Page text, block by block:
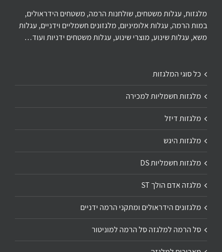
מלגזות, עגלות משטחים, שולחנות הרמה, משטחים הידראולים,
במות הרמה, עגלות אלומיניום, מלגזונים חשמליים וידניים, עגלות
משא, עגלות שינוע, מוצרי שינוע, עגלות משטחים ידניות ועוד…
כל סוגי המלגזות
מלגזות חשמליות למכירה
מלגזות דיזל
מלגזות היגש
מלגזות חשמליות DS
מלגזה אדם הולך ST
מלגזונים הידראולים ומתקני הרמה ידניים
סל הרמה למלגזה סל הרמה למוניטור